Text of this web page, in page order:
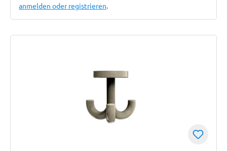
anmelden oder registrieren.